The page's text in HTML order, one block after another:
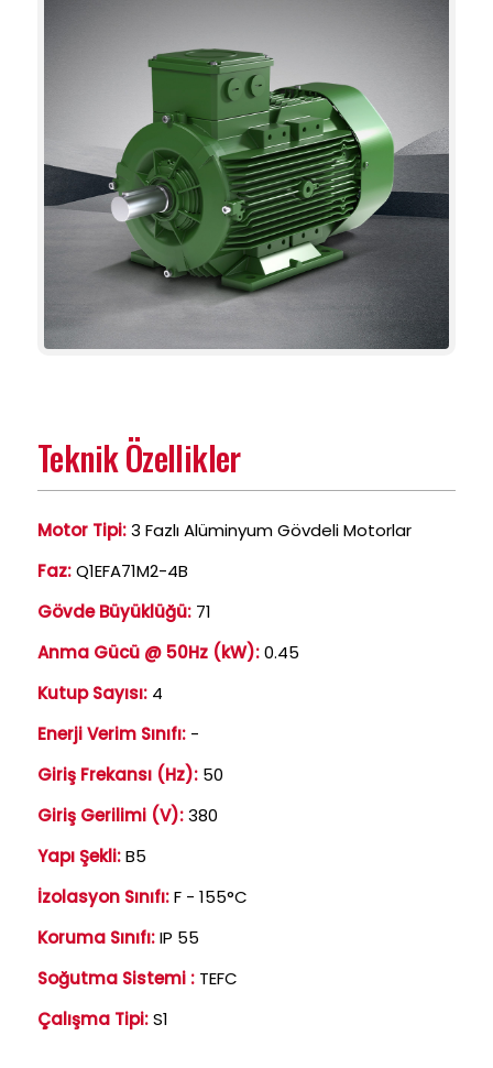
Teknik Özellikler
Motor Tipi:3 Fazlı Alüminyum Gövdeli Motorlar
Faz:Q1EFA71M2-4B
Gövde Büyüklüğü: 71
Anma Gücü @ 50Hz (kW):0.45
Kutup Sayısı: 4
Enerji Verim Sınıfı: -
Giriş Frekansı (Hz): 50
Giriş Gerilimi (V):380
Yapı Şekli:B5
İzolasyon Sınıfı:F - 155°C
Koruma Sınıfı:IP 55
Soğutma Sistemi : TEFC
Çalışma Tipi:S1